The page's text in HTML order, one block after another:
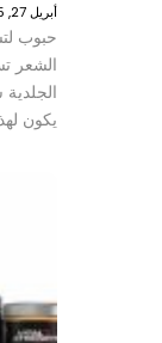
أبريل 27, 2025
حبوب
الشعر
يكون